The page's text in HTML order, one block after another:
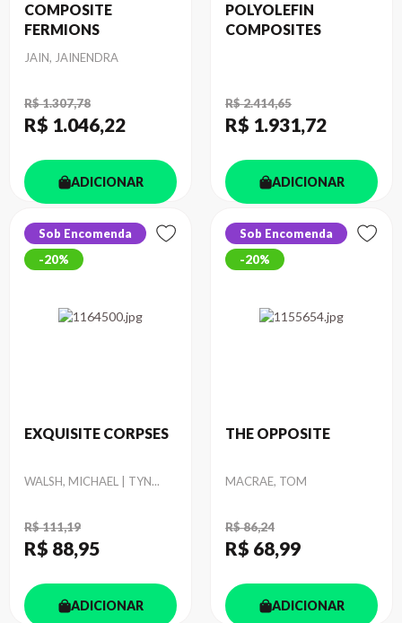
COMPOSITE
FERMIONS
Autor
JAIN, JAINENDRA
R$ 1.307,78
R$ 1.046,22
ADICIONAR
POLYOLEFIN
COMPOSITES
R$ 2.414,65
R$ 1.931,72
ADICIONAR
Sob Encomenda
20%
EXQUISITE CORPSES
Autor
WALSH, MICHAEL | TYN...
R$ 111,19
R$ 88,95
ADICIONAR
Sob Encomenda
20%
THE OPPOSITE
Autor
MACRAE, TOM
R$ 86,24
R$ 68,99
ADICIONAR